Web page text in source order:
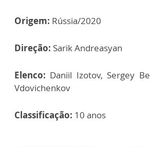
Origem: Rússia/2020
Direção: Sarik Andreasyan
Elenco: Daniil Izotov, Sergey
Vdovichenkov
Classificação: 10 anos